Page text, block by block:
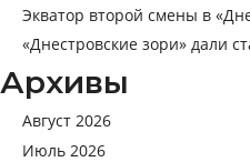
Экватор второй смены в
«Днестровские зори» дали
Архивы
Август 2026
Июль 2026